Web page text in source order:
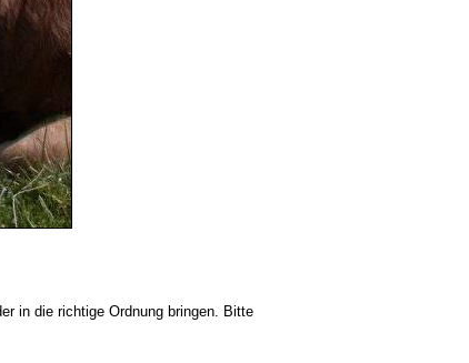
in die richtige Ordnung bringen. Bitte